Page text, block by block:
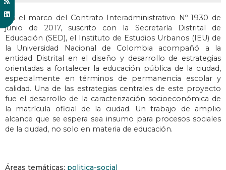
En el marco del Contrato Interadministrativo Nº 1930 de
junio de 2017, suscrito con la Secretaría Distrital de
Educación (SED), el Instituto de Estudios Urbanos (IEU) de
la Universidad Nacional de Colombia acompañó a la
entidad Distrital en el diseño y desarrollo de estrategias
orientadas a fortalecer la educación pública de la ciudad,
especialmente en términos de permanencia escolar y
calidad. Una de las estrategias centrales de este proyecto
fue el desarrollo de la caracterización socioeconómica de
la matrícula oficial de la ciudad. Un trabajo de amplio
alcance que se espera sea insumo para procesos sociales
de la ciudad, no solo en materia de educación.
Áreas temáticas: politica-social